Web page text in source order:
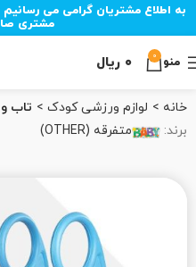
به اطلاع مشتریان گرامی می
مشتری
منو 0 ۰ ریال
خانه لوازم ورزشی کودک
تاب
برند:
متفرقه (OTHER)